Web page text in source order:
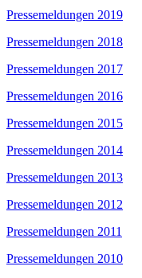
Pressemeldungen 2019
Pressemeldungen 2018
Pressemeldungen 2017
Pressemeldungen 2016
Pressemeldungen 2015
Pressemeldungen 2014
Pressemeldungen 2013
Pressemeldungen 2012
Pressemeldungen 2011
Pressemeldungen 2010